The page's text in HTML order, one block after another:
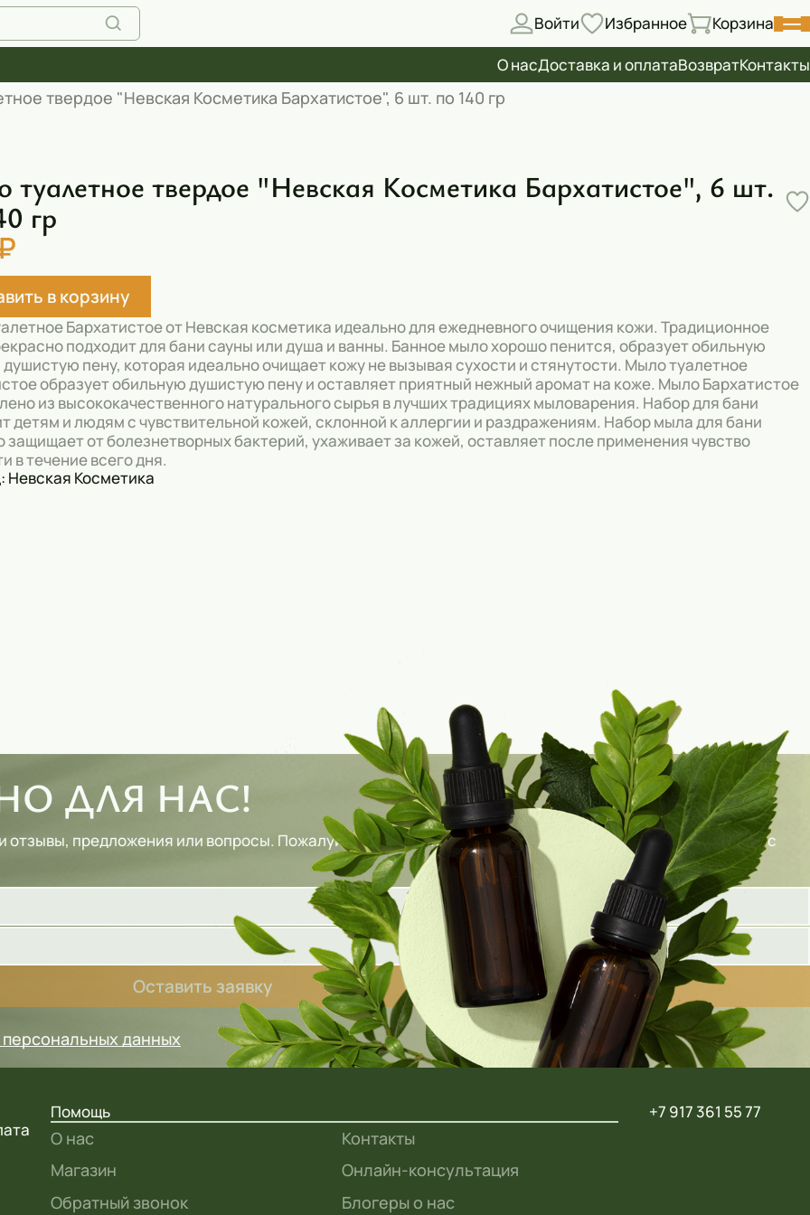
Войти Избранное Корзина
О насДоставка и оплатаВозвратКонтакты
твердое "Невская Косметика Бархатистое", 6 шт. по 140 гр
туалетное твердое "Невская Косметика Бархатистое", 6 шт.
гр
в корзину
Бархатистое от Невская косметика идеально для ежедневного очищения кожи. Традиционное
подходит для бани сауны или душа и ванны. Банное мыло хорошо пенится, образует обильную
пену, которая идеально очищает кожу не вызывая сухости и стянутости. Мыло туалетное
образует обильную душистую пену и оставляет приятный нежный аромат на коже. Мыло Бархатистое
из высококачественного натурального сырья в лучших традициях мыловарения. Набор для бани
детям и людям с чувствительной кожей, склонной к аллергии и раздражениям. Набор мыла для бани
защищает от болезнетворных бактерий, ухаживает за кожей, оставляет после применения чувство
в течение всего дня.
Невская Косметика
ДЛЯ НАС!
предложения или вопросы. Пожалуйста, заполните форму ниже, и наш специалист свяжется с
Оставить заявку
данных
Помощь
О нас
Контакты
Магазин
Онлайн-консультация
Обратный звонок
Блогеры о нас
+7 917 361 55 77